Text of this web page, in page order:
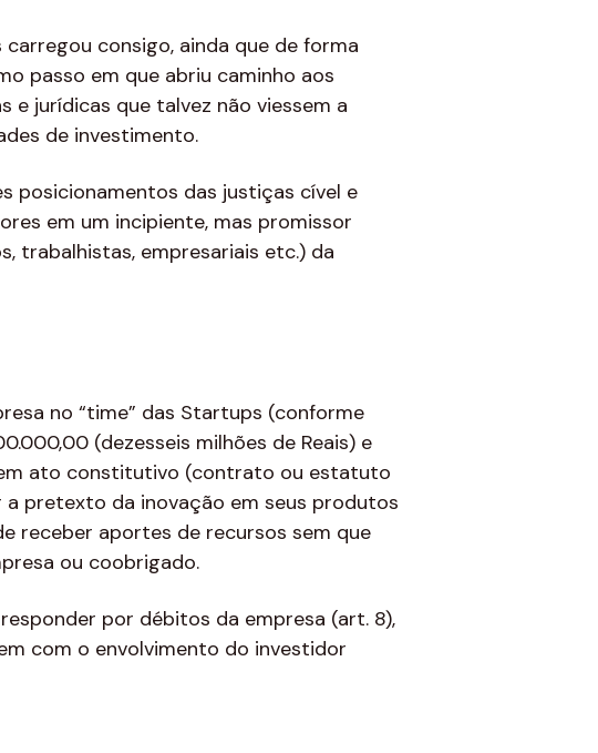
consigo, ainda que de forma
passo em que abriu caminho aos
e jurídicas que talvez não viessem a
de investimento.
posicionamentos das justiças cível e
em um incipiente, mas promissor
trabalhistas, empresariais etc.) da
no “time” das Startups (conforme
(dezesseis milhões de Reais) e
em ato constitutivo (contrato ou estatuto
a pretexto da inovação em seus produtos
receber aportes de recursos sem que
ou coobrigado.
por débitos da empresa (art. 8),
com o envolvimento do investidor